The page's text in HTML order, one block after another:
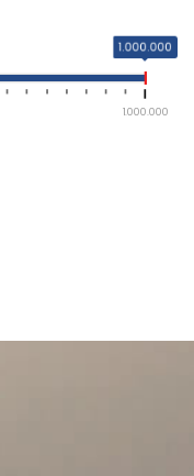
1.000.000
1.000.000